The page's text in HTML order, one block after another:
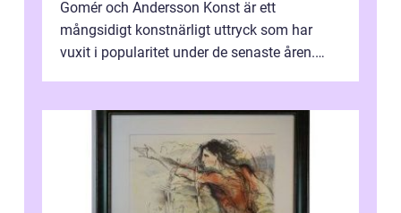
Gomér och Andersson Konst är ett
mångsidigt konstnärligt uttryck som har
vuxit i popularitet under de senaste åren.